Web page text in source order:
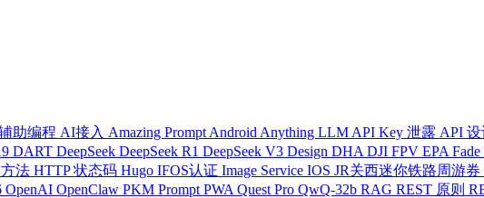
助编程 AI接入 Amazing Prompt Android Anything LLM API Key 泄露 API
DART DeepSeek DeepSeek R1 DeepSeek V3 Design DHA DJI FPV EPA Fade
法 HTTP 状态码 Hugo IFOS认证 Image Service IOS JR关西迷你铁路周游券
OpenAI OpenClaw PKM Prompt PWA Quest Pro QwQ-32b RAG REST 原则